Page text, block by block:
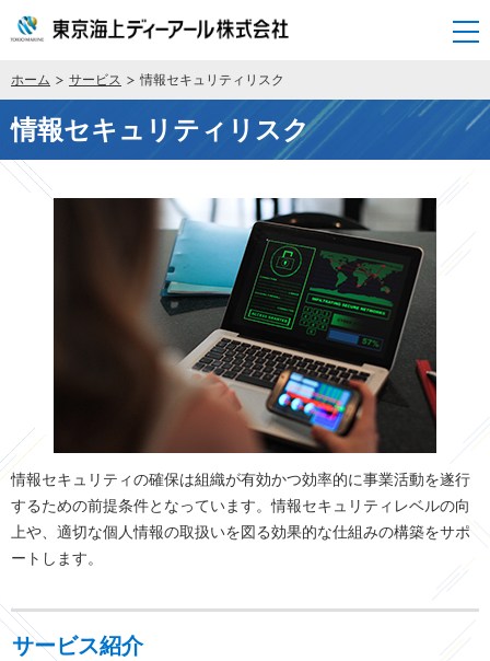
開く
ホーム サービス 情報セキュリティリスク
情報セキュリティリスク
情報セキュリティの確保は組織が有効かつ効率的に事業活動を遂行
するための前提条件となっています。情報セキュリティレベルの向
上や、適切な個人情報の取扱いを図る効果的な仕組みの構築をサポ
ートします。
サービス紹介